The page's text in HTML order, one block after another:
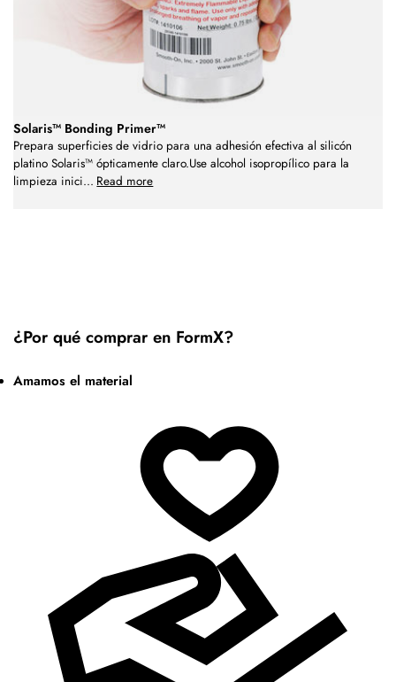
Solaris™ Bonding Primer™
Prepara superficies de vidrio para una adhesión efectiva al silicón
platino Solaris™ ópticamente claro.Use alcohol isopropílico para la
limpieza inici... Read more
¿Por qué comprar en FormX?
Amamos el material